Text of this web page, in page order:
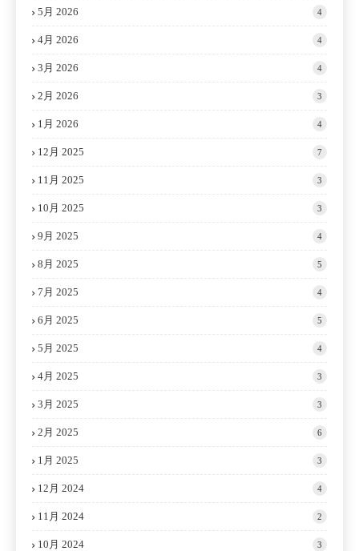
5月 2026 4
4月 2026 4
3月 2026 4
2月 2026 3
1月 2026 4
12月 2025 7
11月 2025 3
10月 2025 3
9月 2025 4
8月 2025 5
7月 2025 4
6月 2025 5
5月 2025 4
4月 2025 3
3月 2025 3
2月 2025 6
1月 2025 3
12月 2024 4
11月 2024 2
10月 2024 3